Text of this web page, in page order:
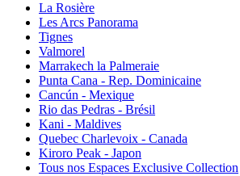
La Rosière
Les Arcs Panorama
Tignes
Valmorel
Marrakech la Palmeraie
Punta Cana - Rep. Dominicaine
Cancún - Mexique
Rio das Pedras - Brésil
Kani - Maldives
Quebec Charlevoix - Canada
Kiroro Peak - Japon
Tous nos Espaces Exclusive Collection